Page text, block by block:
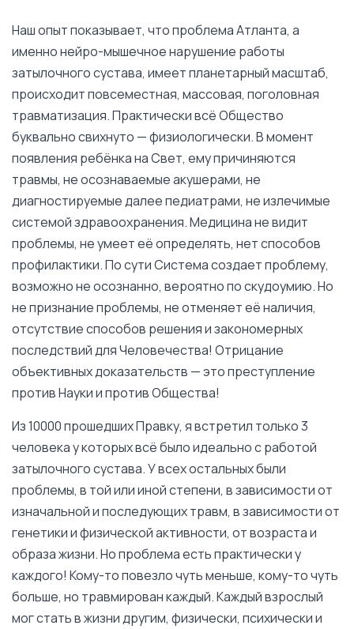
Наш опыт показывает, что проблема Атланта, а
именно нейро-мышечное нарушение работы
затылочного сустава, имеет планетарный масштаб,
происходит повсеместная, массовая, поголовная
травматизация. Практически всё Общество
буквально свихнуто — физиологически. В момент
появления ребёнка на Свет, ему причиняются
травмы, не осознаваемые акушерами, не
диагностируемые далее педиатрами, не излечимые
системой здравоохранения. Медицина не видит
проблемы, не умеет её определять, нет способов
профилактики. По сути Система создает проблему,
возможно не осознанно, вероятно по скудоумию. Но
не признание проблемы, не отменяет её наличия,
отсутствие способов решения и закономерных
последствий для Человечества! Отрицание
объективных доказательств — это преступление
против Науки и против Общества!
Из 10000 прошедших Правку, я встретил только 3
человека у которых всё было идеально с работой
затылочного сустава. У всех остальных были
проблемы, в той или иной степени, в зависимости от
изначальной и последующих травм, в зависимости от
генетики и физической активности, от возраста и
образа жизни. Но проблема есть практически у
каждого! Кому-то повезло чуть меньше, кому-то чуть
больше, но травмирован каждый. Каждый взрослый
мог стать в жизни другим, физически, психически и